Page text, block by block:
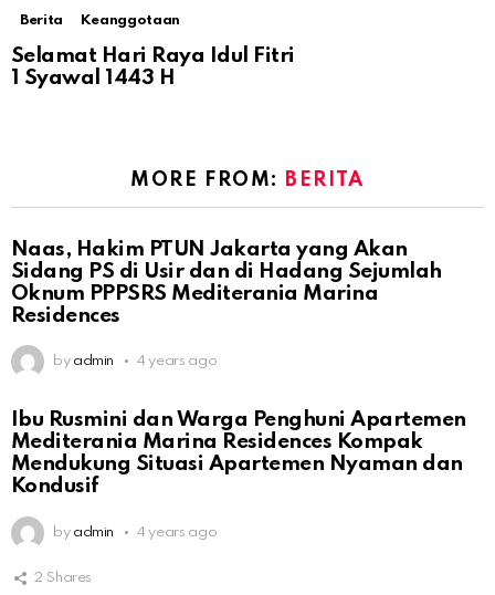
Berita Keanggotaan
Selamat Hari Raya Idul Fitri
1 Syawal 1443 H
MORE FROM: BERITA
Naas, Hakim PTUN Jakarta yang Akan
Sidang PS di Usir dan di Hadang Sejumlah
Oknum PPPSRS Mediterania Marina
Residences
by admin 4 years ago
Ibu Rusmini dan Warga Penghuni Apartemen
Mediterania Marina Residences Kompak
Mendukung Situasi Apartemen Nyaman dan
Kondusif
by admin 4 years ago
2 Shares